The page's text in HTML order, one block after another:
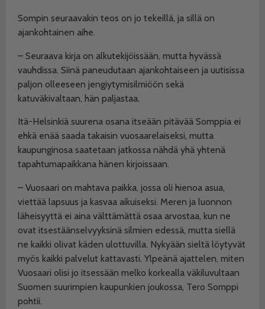
Sompin seuraavakin teos on jo tekeillä, ja sillä on
ajankohtainen aihe.
– Seuraava kirja on alkutekijöissään, mutta hyvässä
vauhdissa. Siinä paneudutaan ajankohtaiseen ja uutisissa
paljon olleeseen jengiytymisilmiöön sekä
katuväkivaltaan, hän paljastaa.
Itä-Helsinkiä suurena osana itseään pitävää Somppia ei
ehkä enää saada takaisin vuosaarelaiseksi, mutta
kaupunginosa saatetaan jatkossa nähdä yhä yhtenä
tapahtumapaikkana hänen kirjoissaan.
– Vuosaari on mahtava paikka, jossa oli hienoa asua,
viettää lapsuus ja kasvaa aikuiseksi. Meren ja luonnon
läheisyyttä ei aina välttämättä osaa arvostaa, kun ne
ovat itsestäänselvyyksinä silmien edessä, mutta siellä
ne kaikki olivat käden ulottuvilla. Nykyään sieltä löytyvät
myös kaikki palvelut kattavasti. Ylpeänä ajattelen, miten
Vuosaari olisi jo itsessään melko korkealla väkiluvultaan
Suomen suurimpien kaupunkien joukossa, Tero Somppi
pohtii.